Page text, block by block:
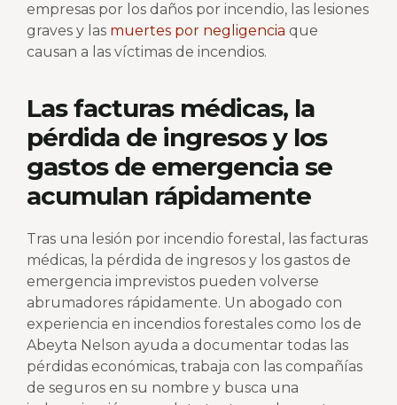
empresas por los daños por incendio, las lesiones
graves y las muertes por negligencia que
causan a las víctimas de incendios.
Las facturas médicas, la
pérdida de ingresos y los
gastos de emergencia se
acumulan rápidamente
Tras una lesión por incendio forestal, las facturas
médicas, la pérdida de ingresos y los gastos de
emergencia imprevistos pueden volverse
abrumadores rápidamente. Un abogado con
experiencia en incendios forestales como los de
Abeyta Nelson ayuda a documentar todas las
pérdidas económicas, trabaja con las compañías
de seguros en su nombre y busca una